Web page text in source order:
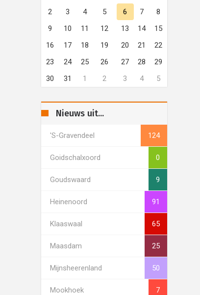
2
3 4 5 6 7
8
9
10 11 12 13 14
15
16
17 18 19 20 21
22
23
24 25 26 27 28
29
30
31 1 2 3 4 5
Nieuws uit...
's-Gravendeel 124
Goidschalxoord 0
Goudswaard 9
Heinenoord 91
Klaaswaal 65
Maasdam 25
Mijnsheerenland 50
Mookhoek 7